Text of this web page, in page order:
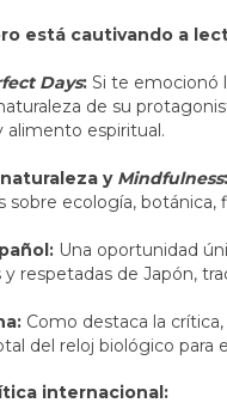
está cautivando a
Days: Si te emocionó
de su
alimento espiritual.
y Mindfulness:
sobre ecología,
Una oportunidad
y respetadas de Japón,
Como destaca la
del reloj biológico para
internacional: